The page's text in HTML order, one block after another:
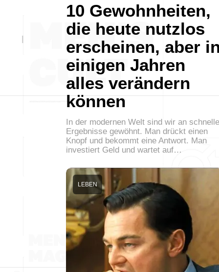
10 Gewohnheiten,
die heute nutzlos
erscheinen, aber
einigen Jahren
alles verändern
können
In der modernen Welt sind wir an schnelle
Ergebnisse gewöhnt. Man drückt einen
Knopf und bekommt eine Antwort. Man
investiert Geld und wartet auf…
LEBEN